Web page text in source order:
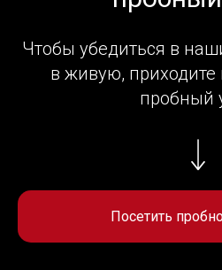
Запись на
Чтобы убедиться в